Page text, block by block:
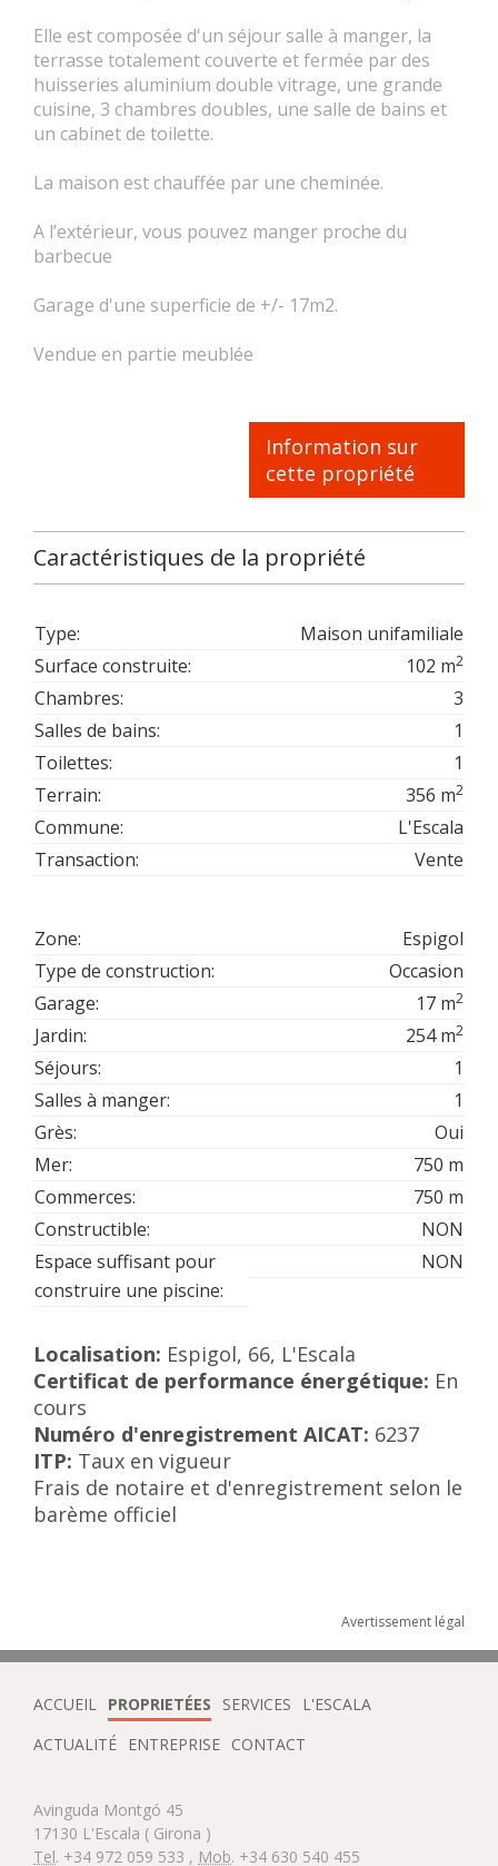
Elle est composée d'un séjour salle à manger, la
terrasse totalement couverte et fermée par des
huisseries aluminium double vitrage, une grande
cuisine, 3 chambres doubles, une salle de bains et
un cabinet de toilette.
La maison est chauffée par une cheminée.
A l’extérieur, vous pouvez manger proche du
barbecue
Garage d'une superficie de +/- 17m2.
Vendue en partie meublée
Information sur
cette propriété
Caractéristiques de la propriété
Type:
Maison unifamiliale
Surface construite:
102 m2
Chambres:
3
Salles de bains:
1
Toilettes:
1
Terrain:
356 m2
Commune:
L'Escala
Transaction:
Vente
Zone:
Espigol
Type de construction:
Occasion
Garage:
17 m2
Jardin: 254 m2
Séjours:
1
Salles à manger:
1
Grès:
Oui
Mer:
750 m
Commerces:
750 m
Constructible:
NON
Espace suffisant pour
construire une piscine:
NON
Localisation: Espigol, 66, L'Escala
Certificat de performance énergétique: En
cours
Numéro d'enregistrement AICAT: 6237
ITP: Taux en vigueur
Frais de notaire et d'enregistrement selon le
barème officiel
Avertissement légal
ACCUEIL PROPRIETÉES SERVICES
L'ESCALA
ACTUALITÉ ENTREPRISE CONTACT
Avinguda Montgó 45
17130 L'Escala ( Girona )
Tel. +34 972 059 533 , Mob. +34 630 540 455